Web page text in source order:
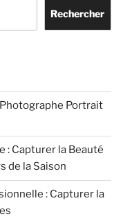
Rechercher
Portrait
: Capturer la Beauté
de la Saison
: Capturer la